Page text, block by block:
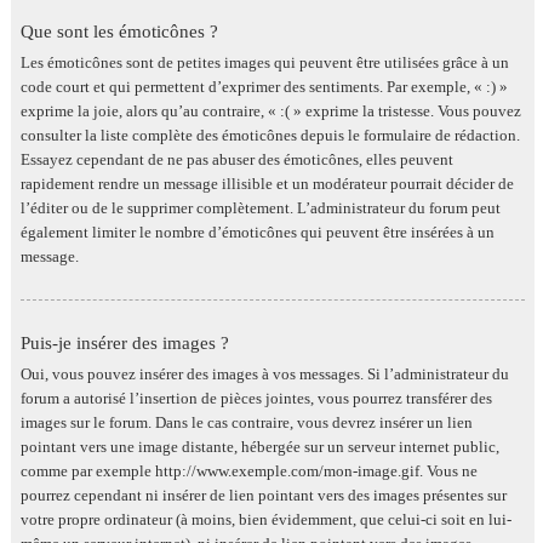
Que sont les émoticônes ?
Les émoticônes sont de petites images qui peuvent être utilisées grâce à un
code court et qui permettent d’exprimer des sentiments. Par exemple, « :) »
exprime la joie, alors qu’au contraire, « :( » exprime la tristesse. Vous pouvez
consulter la liste complète des émoticônes depuis le formulaire de rédaction.
Essayez cependant de ne pas abuser des émoticônes, elles peuvent
rapidement rendre un message illisible et un modérateur pourrait décider de
l’éditer ou de le supprimer complètement. L’administrateur du forum peut
également limiter le nombre d’émoticônes qui peuvent être insérées à un
message.
Puis-je insérer des images ?
Oui, vous pouvez insérer des images à vos messages. Si l’administrateur du
forum a autorisé l’insertion de pièces jointes, vous pourrez transférer des
images sur le forum. Dans le cas contraire, vous devrez insérer un lien
pointant vers une image distante, hébergée sur un serveur internet public,
comme par exemple http://www.exemple.com/mon-image.gif. Vous ne
pourrez cependant ni insérer de lien pointant vers des images présentes sur
votre propre ordinateur (à moins, bien évidemment, que celui-ci soit en lui-